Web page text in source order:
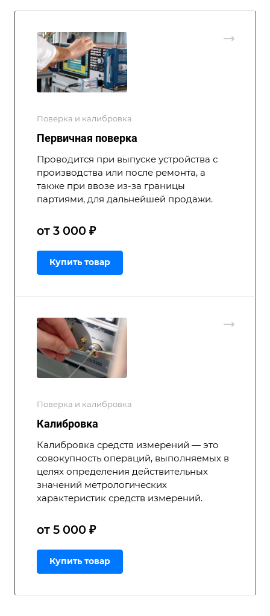
Поверка и калибровка
Первичная поверка
Проводится при выпуске устройства с
производства или после ремонта, а
также при ввозе из-за границы
партиями, для дальнейшей продажи.
от 3 000 ₽
Купить товар
Поверка и калибровка
Калибровка
Калибровка средств измерений — это
совокупность операций, выполняемых в
целях определения действительных
значений метрологических
характеристик средств измерений.
от 5 000 ₽
Купить товар